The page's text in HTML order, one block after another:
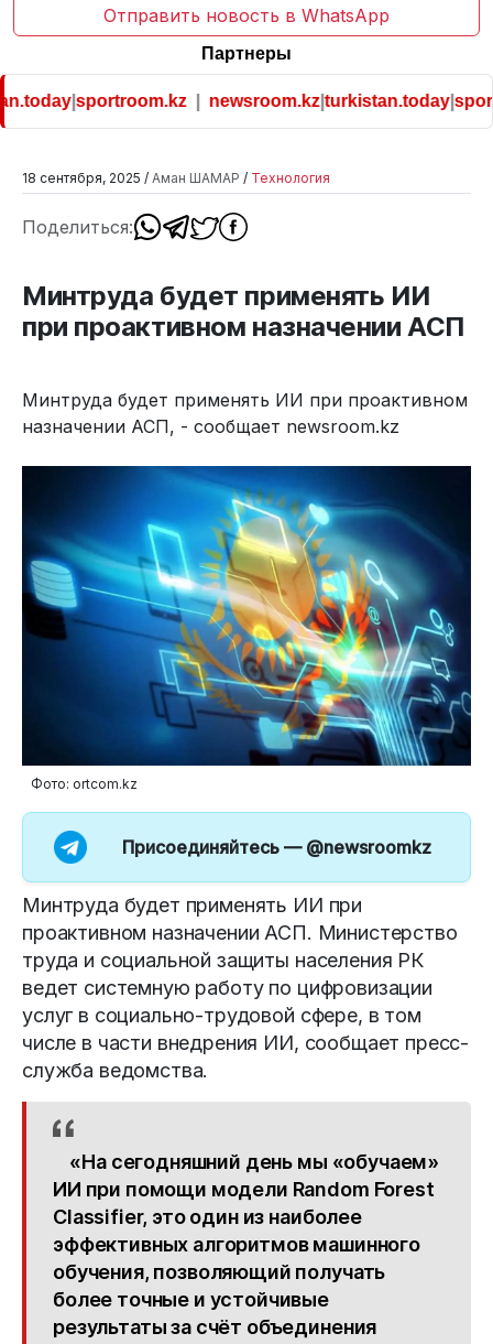
Отправить новость в WhatsApp
Партнеры
|sportroom.kz| newsroom.kz|turkistan.today|
18 сентября, 2025 / Аман ШАМАР / Технология
Поделиться:
Минтруда будет применять ИИ
при проактивном назначении АСП
Минтруда будет применять ИИ при проактивном
назначении АСП, - сообщает newsroom.kz
Фото: ortcom.kz
Присоединяйтесь — @newsroomkz
Минтруда будет применять ИИ при
проактивном назначении АСП. Министерство
труда и социальной защиты населения РК
ведет системную работу по цифровизации
услуг в социально-трудовой сфере, в том
числе в части внедрения ИИ, сообщает пресс-
служба ведомства.
«На сегодняшний день мы «обучаем»
ИИ при помощи модели Random Forest
Classifier, это один из наиболее
эффективных алгоритмов машинного
обучения, позволяющий получать
более точные и устойчивые
результаты за счёт объединения